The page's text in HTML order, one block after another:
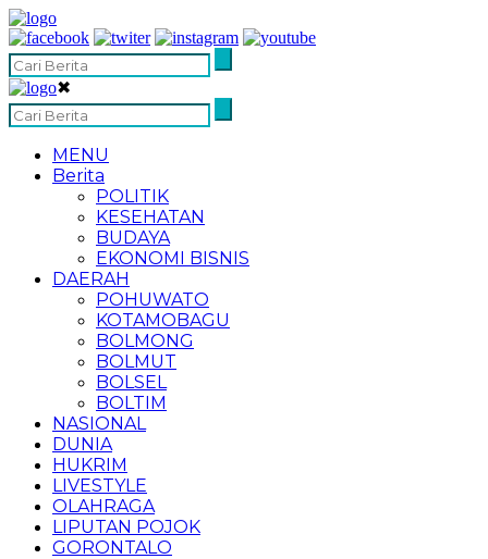
✖
MENU
Berita
POLITIK
KESEHATAN
BUDAYA
EKONOMI BISNIS
DAERAH
POHUWATO
KOTAMOBAGU
BOLMONG
BOLMUT
BOLSEL
BOLTIM
NASIONAL
DUNIA
HUKRIM
LIVESTYLE
OLAHRAGA
LIPUTAN POJOK
GORONTALO